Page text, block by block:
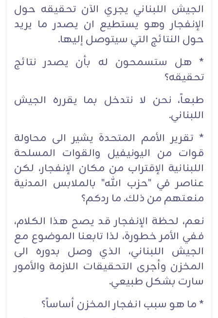
الجيش اللبناني يجري الآن تحقيقه حول
الإنفجار وهو يستطيع ان يصدر ما يريد
حول النتائج التي سيتوصل إليها.
* هل ستسمحون له بأن يصدر نتائج
تحقيقه؟
طبعاً، نحن لا نتدخل بما يقرره الجيش
اللبناني.
* تقرير الأمم المتحدة يشير الى محاولة
قوات من اليونيفيل والقوات المسلحة
اللبنانية الإقتراب من مكان الإنفجار، لكن
عناصر في "حزب الله" بالملابس المدنية
منعتهم من ذلك. ما ردكم؟
نعم، لحظة الإنفجار قد يصح هذا الكلام،
ففي الأمر خطورة، لذا تابعنا الموضوع مع
الجيش اللبناني، الذي وصل بدوره الى
المخزن وأجرى التحقيقات اللازمة والأمور
سارت بشكل طبيعي.
* ما هو سبب انفجار المخزن أساساً؟